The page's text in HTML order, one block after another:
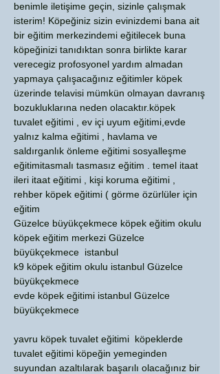
benimle iletişime geçin, sizinle çalışmak
isterim! Köpeğiniz sizin evinizdemi bana ait
bir eğitim merkezindemi eğitilecek buna
köpeğinizi tanıdıktan sonra birlikte karar
verecegiz profosyonel yardım almadan
yapmaya çalışacağınız eğitimler köpek
üzerinde telavisi mümkün olmayan davranış
bozukluklarına neden olacaktır.köpek
tuvalet eğitimi , ev içi uyum eğitimi,evde
yalnız kalma eğitimi , havlama ve
saldırganlık önleme eğitimi sosyalleşme
eğitimitasmalı tasmasız eğitim . temel itaat
ileri itaat eğitimi , kişi koruma eğitimi ,
rehber köpek eğitimi ( görme özürlüler için
eğitim
Güzelce büyükçekmece köpek eğitim okulu
köpek eğitim merkezi Güzelce
büyükçekmece istanbul
k9 köpek eğitim okulu istanbul Güzelce
büyükçekmece
evde köpek eğitimi istanbul Güzelce
büyükçekmece
yavru köpek tuvalet eğitimi köpeklerde
tuvalet eğitimi köpeğin yemeginden
suyundan azaltılarak başarılı olacağınız bir